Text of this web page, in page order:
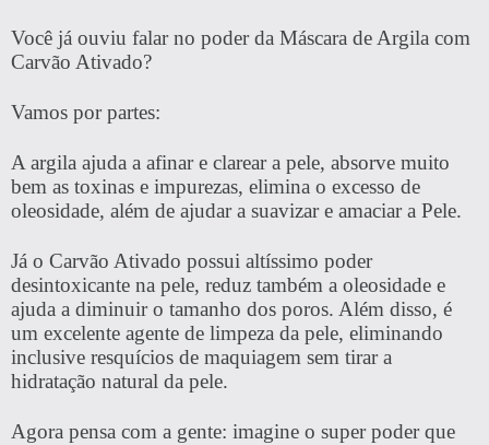
Você já ouviu falar no poder da Máscara de Argila com
Carvão Ativado?
Vamos por partes:
A argila ajuda a afinar e clarear a pele, absorve muito
bem as toxinas e impurezas, elimina o excesso de
oleosidade, além de ajudar a suavizar e amaciar a Pele.
Já o Carvão Ativado possui altíssimo poder
desintoxicante na pele, reduz também a oleosidade e
ajuda a diminuir o tamanho dos poros. Além disso, é
um excelente agente de limpeza da pele, eliminando
inclusive resquícios de maquiagem sem tirar a
hidratação natural da pele.
Agora pensa com a gente: imagine o super poder que